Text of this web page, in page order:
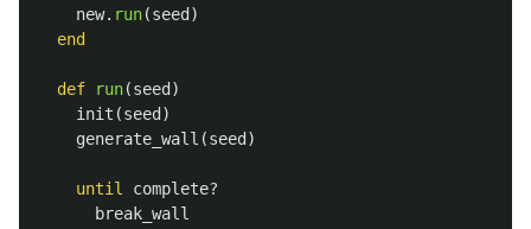
new. run(seed )
end
def run(seed )
init (seed )
generate_wall (seed )
until
complete?
break_wall